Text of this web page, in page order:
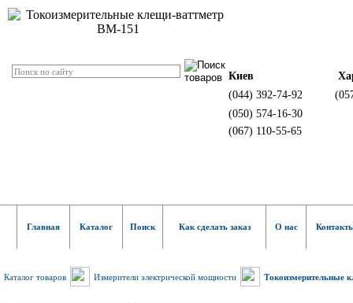
Киев
(044) 392-74-92
(050) 574-16-30
(067) 110-55-65
Главная Каталог Поиск Как сделать заказ О нас
Каталог товаров Измерители электрической мощности Токоизмерительные